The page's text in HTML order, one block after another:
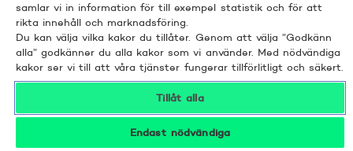
Öppnas i nytt fönster
Öppnas i nytt fönster
Facebook
Öppnas i nytt fönster
Instagram
Öppnas i nytt fönster
YouTube
Öppnas i nytt fönster
samlar vi in information för till exempel statistik och för att
rikta innehåll och marknadsföring.
Du kan välja vilka kakor du tillåter. Genom att välja ”Godkänn
alla” godkänner du alla kakor som vi använder. Med nödvändiga
kakor ser vi till att våra tjänster fungerar tillförlitligt och säkert.
Tillåt alla
Endast nödvändiga